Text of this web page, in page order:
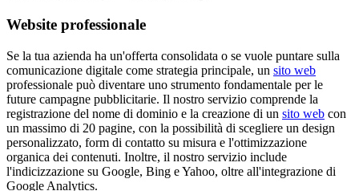
Website professionale
Se la tua azienda ha un'offerta consolidata o se vuole puntare sulla
comunicazione digitale come strategia principale, un sito web
professionale può diventare uno strumento fondamentale per le
future campagne pubblicitarie. Il nostro servizio comprende la
registrazione del nome di dominio e la creazione di un sito web con
un massimo di 20 pagine, con la possibilità di scegliere un design
personalizzato, form di contatto su misura e l'ottimizzazione
organica dei contenuti. Inoltre, il nostro servizio include
l'indicizzazione su Google, Bing e Yahoo, oltre all'integrazione di
Google Analytics.